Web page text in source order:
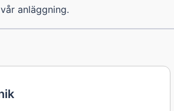
anläggning.